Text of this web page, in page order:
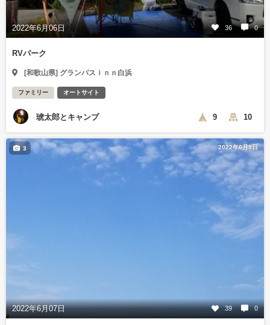
2022年6月06日 36 0
RVパーク
[和歌山県] グランパスｉｎｎ白浜
ファミリー オートサイト
琥太郎とキャンプ 9 10
2022年6月9日
2022年6月07日 39 0
3